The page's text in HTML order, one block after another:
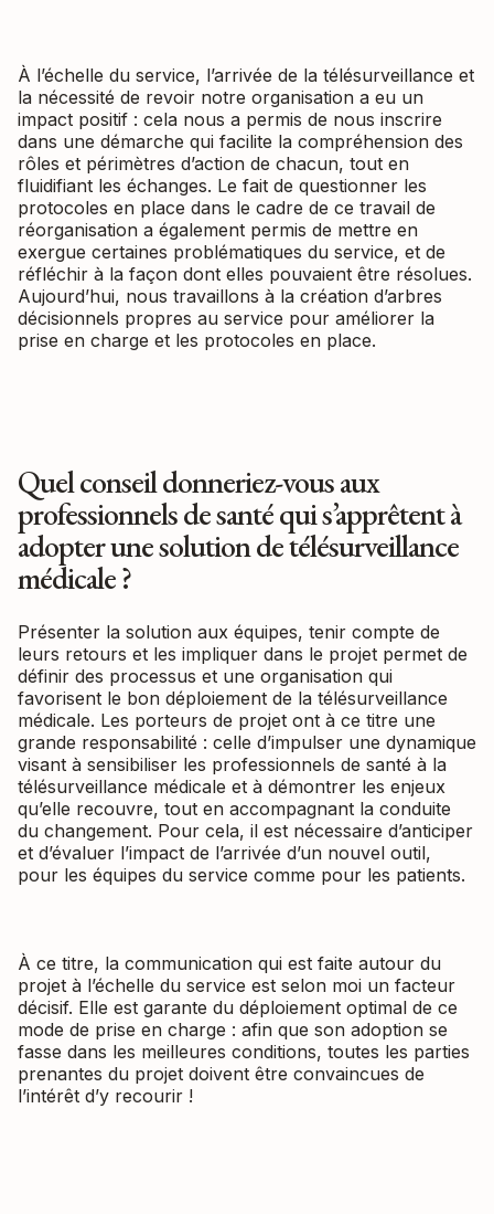
À l’échelle du service, l’arrivée de la télésurveillance et
la nécessité de revoir notre organisation a eu un
impact positif : cela nous a permis de nous inscrire
dans une démarche qui facilite la compréhension des
rôles et périmètres d’action de chacun, tout en
fluidifiant les échanges. Le fait de questionner les
protocoles en place dans le cadre de ce travail de
réorganisation a également permis de mettre en
exergue certaines problématiques du service, et de
réfléchir à la façon dont elles pouvaient être résolues.
Aujourd’hui, nous travaillons à la création d’arbres
décisionnels propres au service pour améliorer la
prise en charge et les protocoles en place.
Quel conseil donneriez-vous aux
professionnels de santé qui s’apprêtent à
adopter une solution de télésurveillance
médicale ?
Présenter la solution aux équipes, tenir compte de
leurs retours et les impliquer dans le projet permet de
définir des processus et une organisation qui
favorisent le bon déploiement de la télésurveillance
médicale. Les porteurs de projet ont à ce titre une
grande responsabilité : celle d’impulser une dynamique
visant à sensibiliser les professionnels de santé à la
télésurveillance médicale et à démontrer les enjeux
qu’elle recouvre, tout en accompagnant la conduite
du changement. Pour cela, il est nécessaire d’anticiper
et d’évaluer l’impact de l’arrivée d’un nouvel outil,
pour les équipes du service comme pour les patients.
À ce titre, la communication qui est faite autour du
projet à l’échelle du service est selon moi un facteur
décisif. Elle est garante du déploiement optimal de ce
mode de prise en charge : afin que son adoption se
fasse dans les meilleures conditions, toutes les parties
prenantes du projet doivent être convaincues de
l’intérêt d’y recourir !